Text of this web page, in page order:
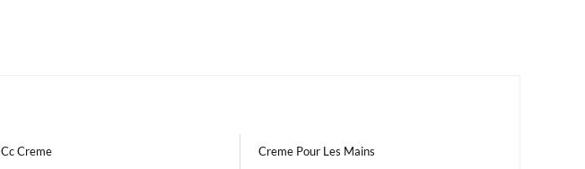
Cc Creme Creme Pour Les Mains